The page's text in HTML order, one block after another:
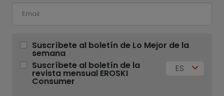
Suscríbete al boletín de Lo Mejor de la
semana
Suscríbete al boletín de la
revista mensual EROSKI
Consumer
ES